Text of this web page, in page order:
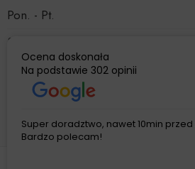
Pon. - Pt.
Sobota
Niedziela
Ocena doskonała
Na podstawie 302 opinii
Super doradztwo, nawet 10min
Bardzo polecam!